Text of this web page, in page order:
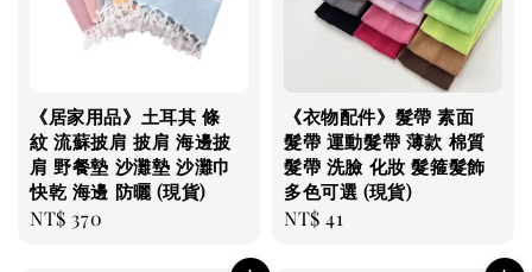
《居家用品》土耳其 條
紋 流蘇披肩 披肩 海邊披
肩 野餐墊 沙灘墊 沙灘巾
快乾 海邊 防曬 (現貨)
Regular
NT$ 370
《衣物配件》髮帶 素面
髮帶 運動髮帶 薄款 棉質
髮帶 洗臉 化妝 髮箍髮飾
多色可選 (現貨)
Regular
NT$ 41